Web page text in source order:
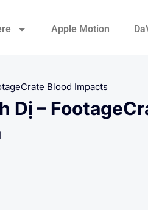
Apple Motion
Blood Impacts
Dị –